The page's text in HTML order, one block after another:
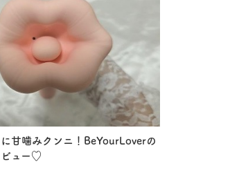
甘噛みクンニ！BeYourLoverの
ビュー♡